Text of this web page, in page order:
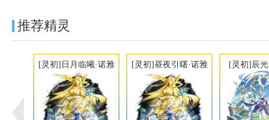
推荐精灵
[灵初]日月临曦·诺雅 [灵初]昼夜引曙·诺雅 [灵初]辰